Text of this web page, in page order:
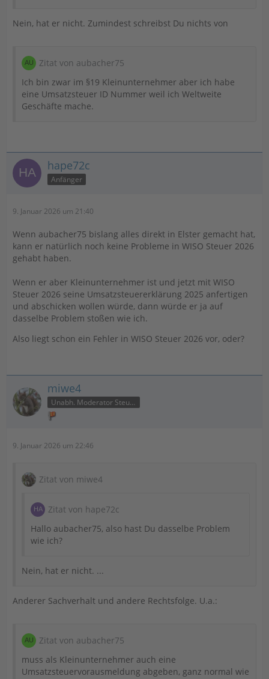
Nein, hat er nicht. Zumindest schreibst Du nichts von
Zitat von aubacher75
Ich bin zwar im §19 Kleinunternehmer aber ich habe
eine Umsatzsteuer ID Nummer weil ich Weltweite
Geschäfte mache.
hape72c
Anfänger
9. Januar 2026 um 21:40
Wenn aubacher75 bislang alles direkt in Elster gemacht hat,
kann er natürlich noch keine Probleme in WISO Steuer 2026
gehabt haben.
Wenn er aber Kleinunternehmer ist und jetzt mit WISO
Steuer 2026 seine Umsatzsteuererklärung 2025 anfertigen
und abschicken wollen würde, dann würde er ja auf
dasselbe Problem stoßen wie ich.
Also liegt schon ein Fehler in WISO Steuer 2026 vor, oder?
miwe4
Unabh. Moderator Steuer
9. Januar 2026 um 22:46
Zitat von miwe4
Zitat von hape72c
Hallo aubacher75, also hast Du dasselbe Problem
wie ich?
Nein, hat er nicht. ...
Anderer Sachverhalt und andere Rechtsfolge. U.a.:
Zitat von aubacher75
muss als Kleinunternehmer auch eine
Umsatzsteuervorausmeldung abgeben, ganz normal wie